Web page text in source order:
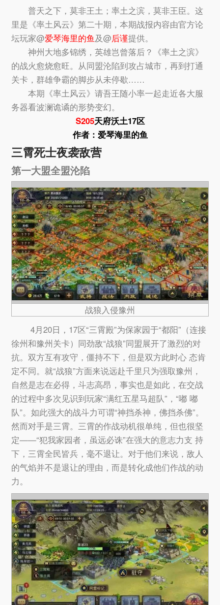
普天之下，莫非王土；率土之滨，莫非王臣。这
里是《率土风云》第二十期，本期战报内容由官方论
坛玩家@爱琴海里的鱼及@后谨提供。
神州大地多锦绣，英雄岂曾落后？《率土之滨》
的战火愈烧愈旺。从同盟沦陷到攻占城市，再到打通
关卡，群雄争霸的脚步从未停歇……
本期《率土风云》请吾王随小率一起走近各大服
务器看波澜诡谲的形势变幻。
S205天府沃土17区
作者：爱琴海里的鱼
三霄死士夜袭敌营
第一大盟全盟沦陷
战狼入侵豫州
4月20日，17区“三霄殿”为保家园于“都阳”（连接
徐州和豫州关卡）同劲敌“战狼”同盟展开了激烈的对
抗。双方互有攻守，僵持不下，但是双方此时心 态肯
定不同。就“战狼”方面来说远赴千里只为强取豫州，
自然是志在必得，斗志高昂，事实也是如此，在交战
的过程中多次见识到玩家“满红五星马超队”，“嘟 嘟
队”。如此强大的战斗力可谓“神挡杀神，佛挡杀佛”。
然而对手是三霄。三霄的作战动机很单纯，但也很坚
定——“犯我家园者，虽远必诛”在强大的意志力支 持
下，三霄全民皆兵，毫不退让。对于他们来说，敌人
的气焰并不是退让的理由，而是转化成他们作战的动
力。